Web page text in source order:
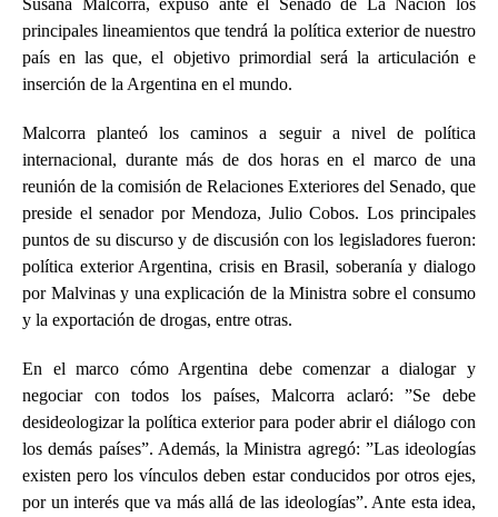
principales lineamientos que tendrá la política exterior de nuestro
país en las que, el objetivo primordial será la articulación e
inserción de la Argentina en el mundo.
Malcorra planteó los caminos a seguir a nivel de política
internacional, durante más de dos horas en el marco de una
reunión de la comisión de Relaciones Exteriores del Senado, que
preside el senador por Mendoza, Julio Cobos. Los principales
puntos de su discurso y de discusión con los legisladores fueron:
política exterior Argentina, crisis en Brasil, soberanía y dialogo
por Malvinas y una explicación de la Ministra sobre el consumo
y la exportación de drogas, entre otras.
En el marco cómo Argentina debe comenzar a dialogar y
negociar con todos los países, Malcorra aclaró: ”Se debe
desideologizar la política exterior para poder abrir el diálogo con
los demás países”. Además, la Ministra agregó: ”Las ideologías
existen pero los vínculos deben estar conducidos por otros ejes,
por un interés que va más allá de las ideologías”. Ante esta idea,